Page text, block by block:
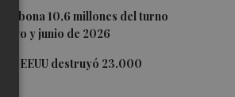
abona 10,6 millones del turno
y junio de 2026
de EEUU destruyó 23.000